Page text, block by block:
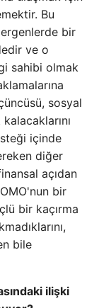
Bu
bir
ve o
sahibi olmak
sosyal
içinde
diğer
açıdan
bir
bir kaçırma
bile
ilişki